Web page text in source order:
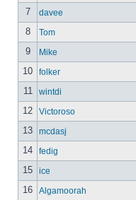
7 davee
8 Tom
9 Mike
10 folker
11 wintdi
12 Victoroso
13 mcdasj
14 fedig
15 ice
16 Algamoorah